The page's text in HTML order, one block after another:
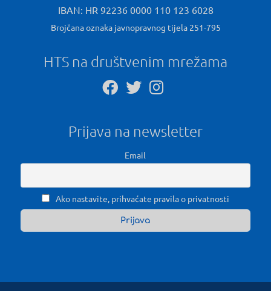
IBAN: HR 92236 0000 110 123 6028
Brojčana oznaka javnopravnog tijela 251-795
HTS na društvenim mrežama
Prijava na newsletter
Email
Ako nastavite, prihvaćate pravila o privatnosti